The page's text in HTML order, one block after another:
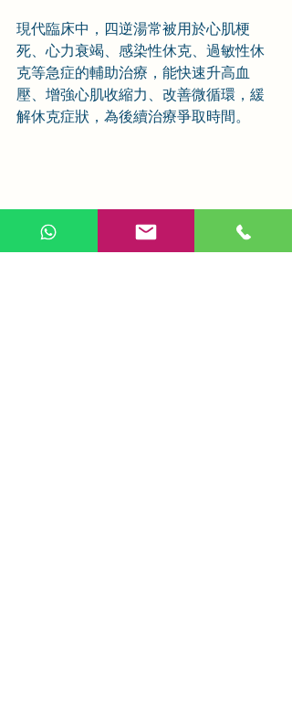
現代臨床中，四逆湯常被用於心肌梗
死、心力衰竭、感染性休克、過敏性休
克等急症的輔助治療，能快速升高血
壓、增強心肌收縮力、改善微循環，緩
解休克症狀，為後續治療爭取時間。